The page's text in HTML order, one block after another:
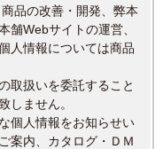
品の改善・開発、弊本
舗Webサイトの運営、
人情報については商品
取扱いを委託すること
しません。
個人情報をお知らせい
案内、カタログ・ＤＭ